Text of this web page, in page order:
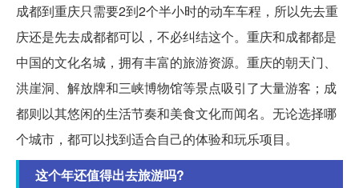
成都到重庆只需要2到2个半小时的动车车程，所以先去重
庆还是先去成都都可以，不必纠结这个。重庆和成都都是
中国的文化名城，拥有丰富的旅游资源。重庆的朝天门、
洪崖洞、解放牌和三峡博物馆等景点吸引了大量游客；成
都则以其悠闲的生活节奏和美食文化而闻名。无论选择哪
个城市，都可以找到适合自己的体验和玩乐项目。
这个年还值得出去旅游吗?